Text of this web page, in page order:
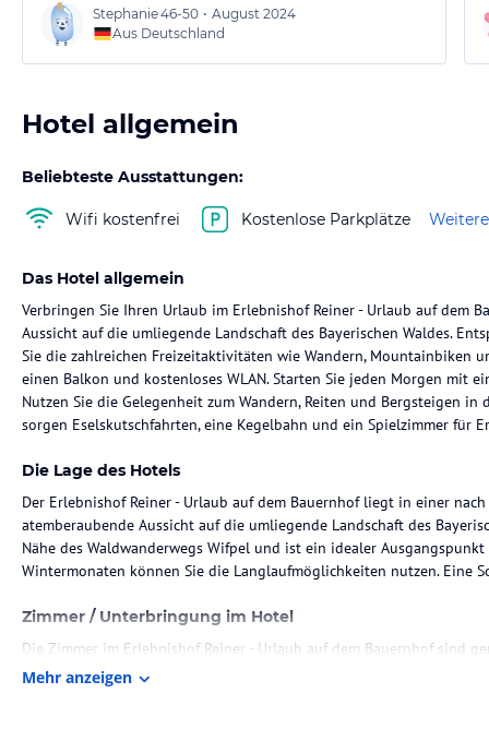
Stephanie46-50 • August 2024
Aus Deutschland
Hotel allgemein
Beliebteste Ausstattungen:
Wifi kostenfrei Kostenlose Parkplätze
Das Hotel allgemein
Verbringen Sie Ihren Urlaub im Erlebnishof Reiner - Urlaub auf dem
Aussicht auf die umliegende Landschaft des Bayerischen Waldes.
Sie die zahlreichen Freizeitaktivitäten wie Wandern, Mountainbiken
einen Balkon und kostenloses WLAN. Starten Sie jeden Morgen mit
Nutzen Sie die Gelegenheit zum Wandern, Reiten und Bergsteigen
sorgen Eselskutschfahrten, eine Kegelbahn und ein Spielzimmer für
Die Lage des Hotels
Der Erlebnishof Reiner - Urlaub auf dem Bauernhof liegt in einer
atemberaubende Aussicht auf die umliegende Landschaft des
Nähe des Waldwanderwegs Wifpel und ist ein idealer
Wintermonaten können Sie die Langlaufmöglichkeiten nutzen. Eine
Zimmer / Unterbringung im Hotel
Die Zimmer im Erlebnishof Reiner - Urlaub auf dem Bauernhof sind
Balkon, auf dem Sie die malerische Aussicht genießen können. Sie
Mehr anzeigen